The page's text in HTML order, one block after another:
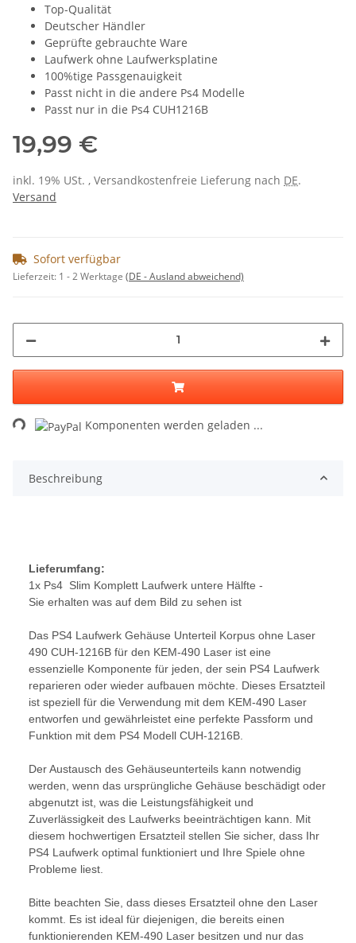
Top-Qualität
Deutscher Händler
Geprüfte gebrauchte Ware
Laufwerk ohne Laufwerksplatine
100%tige Passgenauigkeit
Passt nicht in die andere Ps4 Modelle
Passt nur in die Ps4 CUH1216B
19,99 €
inkl. 19% USt. , Versandkostenfreie Lieferung nach DE.
Versand
Sofort verfügbar
Lieferzeit: 1 - 2 Werktage (DE - Ausland abweichend)
Loading... Komponenten werden geladen ...
Beschreibung
Lieferumfang:
1x Ps4 Slim Komplett Laufwerk untere Hälfte -
Sie erhalten was auf dem Bild zu sehen ist
Das PS4 Laufwerk Gehäuse Unterteil Korpus ohne Laser
490 CUH-1216B für den KEM-490 Laser ist eine
essenzielle Komponente für jeden, der sein PS4 Laufwerk
reparieren oder wieder aufbauen möchte. Dieses Ersatzteil
ist speziell für die Verwendung mit dem KEM-490 Laser
entworfen und gewährleistet eine perfekte Passform und
Funktion mit dem PS4 Modell CUH-1216B.
Der Austausch des Gehäuseunterteils kann notwendig
werden, wenn das ursprüngliche Gehäuse beschädigt oder
abgenutzt ist, was die Leistungsfähigkeit und
Zuverlässigkeit des Laufwerks beeinträchtigen kann. Mit
diesem hochwertigen Ersatzteil stellen Sie sicher, dass Ihr
PS4 Laufwerk optimal funktioniert und Ihre Spiele ohne
Probleme liest.
Bitte beachten Sie, dass dieses Ersatzteil ohne den Laser
kommt. Es ist ideal für diejenigen, die bereits einen
funktionierenden KEM-490 Laser besitzen und nur das